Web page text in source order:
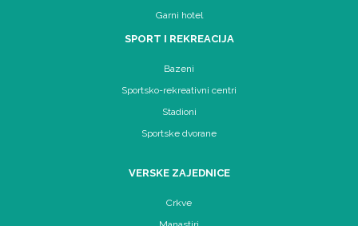
Garni hotel
SPORT I REKREACIJA
Bazeni
Sportsko-rekreativni centri
Stadioni
Sportske dvorane
VERSKE ZAJEDNICE
Crkve